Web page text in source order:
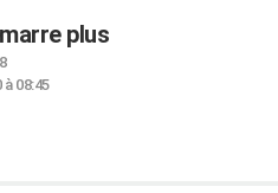
plus
à 08:45